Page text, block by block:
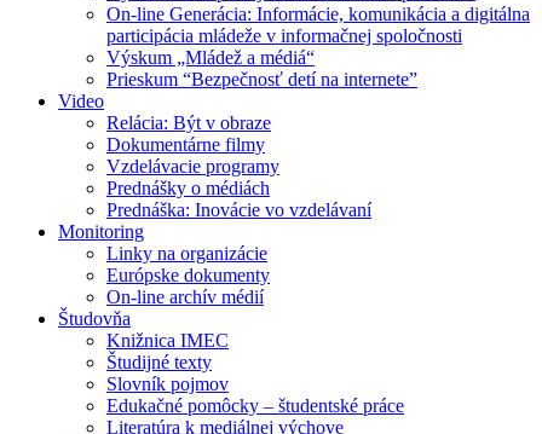
On-line Generácia: Informácie, komunikácia a digitálna
participácia mládeže v informačnej spoločnosti
Výskum „Mládež a médiá“
Prieskum “Bezpečnosť detí na internete”
Video
Relácia: Být v obraze
Dokumentárne filmy
Vzdelávacie programy
Prednášky o médiách
Prednáška: Inovácie vo vzdelávaní
Monitoring
Linky na organizácie
Európske dokumenty
On-line archív médií
Študovňa
Knižnica IMEC
Študijné texty
Slovník pojmov
Edukačné pomôcky – študentské práce
Literatúra k mediálnej výchove